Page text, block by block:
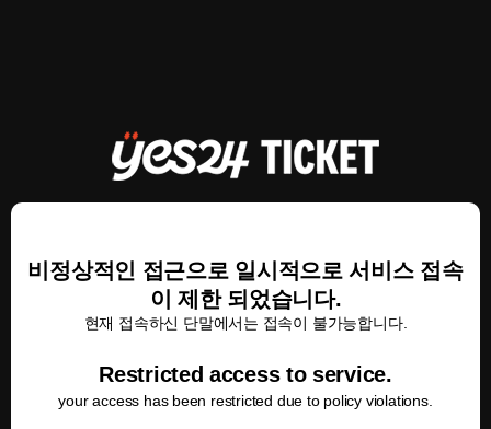
비정상적인 접근으로 일시적으로 서비스 접속
이 제한 되었습니다.
현재 접속하신 단말에서는 접속이 불가능합니다.
Restricted access to service.
your access has been restricted due to policy violations.